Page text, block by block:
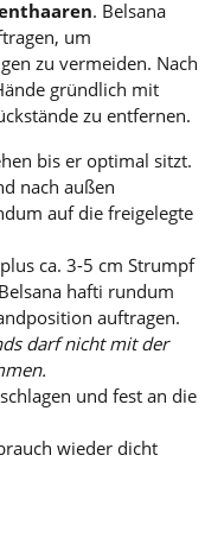
. Belsana
um
zu vermeiden. Nach
gründlich mit
zu entfernen.
bis er optimal sitzt.
nach außen
auf die freigelegte
ca. 3-5 cm Strumpf
hafti rundum
auftragen.
darf nicht mit der
und fest an die
wieder dicht